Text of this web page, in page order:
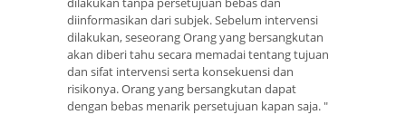
diinformasikan dari subjek. Sebelum intervensi
dilakukan, seseorang Orang yang bersangkutan
akan diberi tahu secara memadai tentang tujuan
dan sifat intervensi serta konsekuensi dan
risikonya. Orang yang bersangkutan dapat
dengan bebas menarik persetujuan kapan saja. "